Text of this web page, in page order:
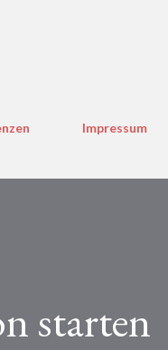
Impressum
starten